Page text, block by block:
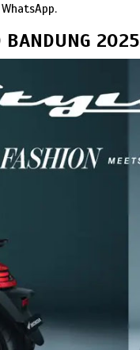
BANDUNG 2025